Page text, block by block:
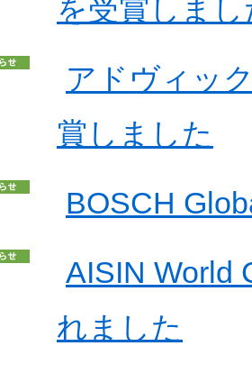
を受賞しまし
アドヴィッ
賞しました
BOSCH
AISIN World
れました